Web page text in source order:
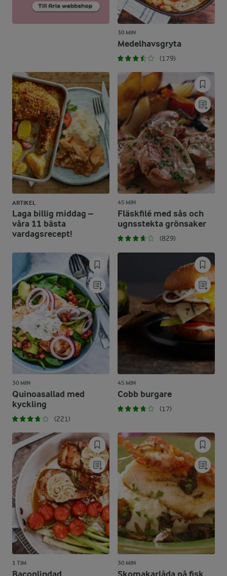
30 MIN
Medelhavsgryta
(179)
ARTIKEL
Laga billig middag –
våra 11 bästa
vardagsrecept!
45 MIN
Fläskfilé med sås och
ugnsstekta grönsaker
(829)
30 MIN
Quinoasallad med
kyckling
(221)
45 MIN
Cobb burgare
(17)
1 TIM 30 MIN